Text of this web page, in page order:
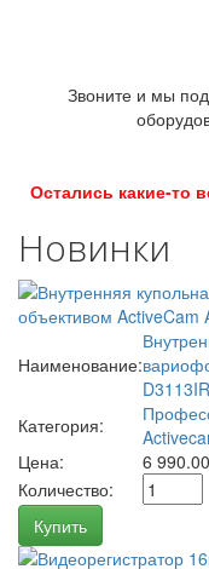
Звоните и мы
Остались какие-то
Новинки
Наименование:
Категория:
Цена:
6
Количество:
Купить